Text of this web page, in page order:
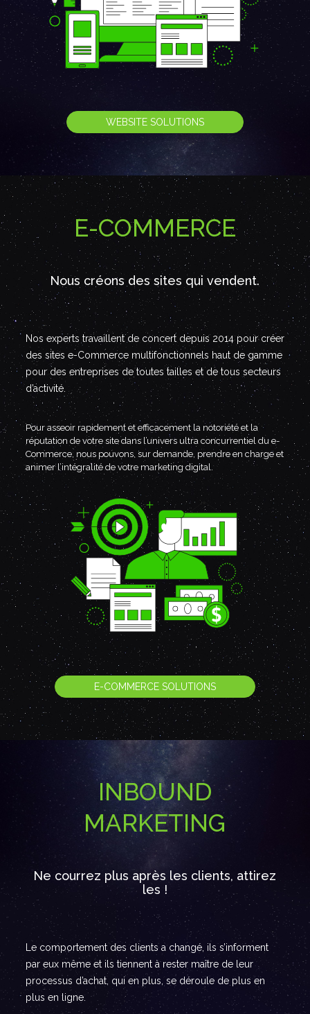
WEBSITE SOLUTIONS
E-COMMERCE
Nous créons des sites qui vendent.
Nos experts travaillent de concert depuis 2014 pour créer
des sites e-Commerce multifonctionnels haut de gamme
pour des entreprises de toutes tailles et de tous secteurs
d’activité.
Pour asseoir rapidement et efficacement la notoriété et la
réputation de votre site dans l’univers ultra concurrentiel du e-
Commerce, nous pouvons, sur demande, prendre en charge et
animer l’intégralité de votre marketing digital.
E-COMMERCE SOLUTIONS
INBOUND
MARKETING
Ne courrez plus après les clients, attirez
les !
Le comportement des clients a changé, ils s’informent
par eux même et ils tiennent à rester maître de leur
processus d’achat, qui en plus, se déroule de plus en
plus en ligne.